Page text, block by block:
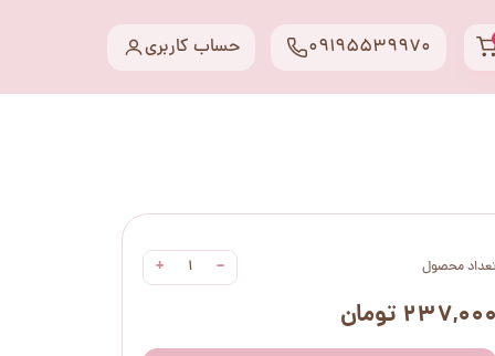
حساب کاربری 09195539970
محصول −
+
۲۳۷,۰۰۰ تومان